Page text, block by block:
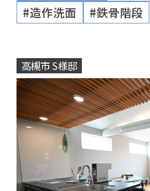
#造作洗面
#鉄骨階段
高槻市 S様邸